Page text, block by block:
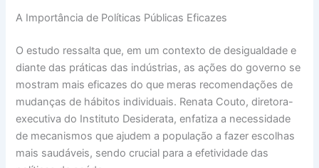
A Importância de Políticas Públicas Eficazes
O estudo ressalta que, em um contexto de desigualdade e
diante das práticas das indústrias, as ações do governo se
mostram mais eficazes do que meras recomendações de
mudanças de hábitos individuais. Renata Couto, diretora-
executiva do Instituto Desiderata, enfatiza a necessidade
de mecanismos que ajudem a população a fazer escolhas
mais saudáveis, sendo crucial para a efetividade das